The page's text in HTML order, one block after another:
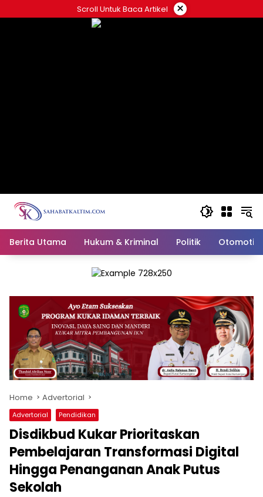
to
Scroll Untuk Baca Artikel ×
Berita Utama Hukum & Kriminal Politik Otomotif
Home Advertorial
Advertorial Pendidikan
Disdikbud Kukar Prioritaskan
Pembelajaran Transformasi Digital
Hingga Penanganan Anak Putus
Sekolah